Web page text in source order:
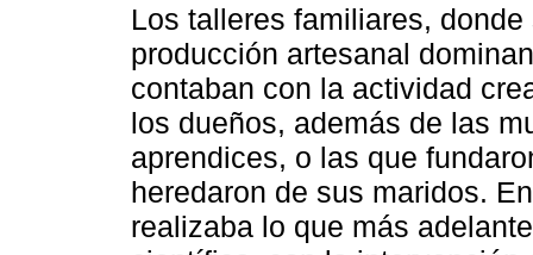
Los talleres familiares,
producción artesanal
contaban con la actividad
los dueños, además de las
aprendices, o las que
heredaron de sus maridos.
realizaba lo que más